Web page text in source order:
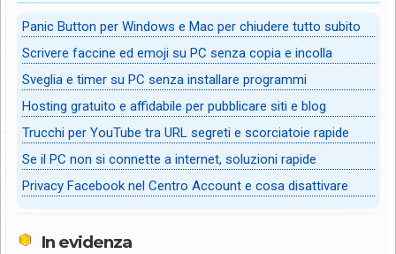
Panic Button per Windows e Mac per chiudere tutto subito
Scrivere faccine ed emoji su PC senza copia e incolla
Sveglia e timer su PC senza installare programmi
Hosting gratuito e affidabile per pubblicare siti e blog
Trucchi per YouTube tra URL segreti e scorciatoie rapide
Se il PC non si connette a internet, soluzioni rapide
Privacy Facebook nel Centro Account e cosa disattivare
In evidenza